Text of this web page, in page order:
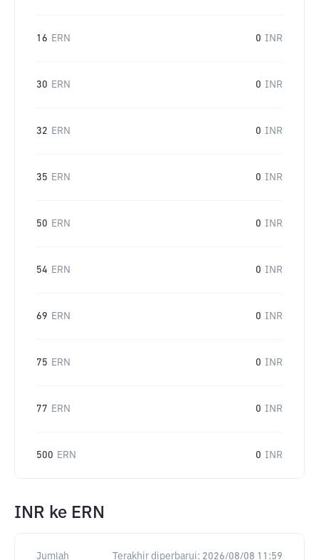
16 ERN 0 INR
30 ERN 0 INR
32 ERN 0 INR
35 ERN 0 INR
50 ERN 0 INR
54 ERN 0 INR
69 ERN 0 INR
75 ERN 0 INR
77 ERN 0 INR
500 ERN 0 INR
INR ke ERN
Jumlah Terakhir diperbarui: 2026/08/08 11:59